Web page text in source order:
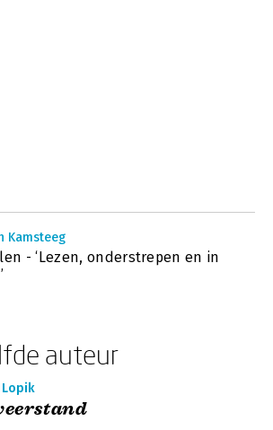
Kamsteeg
- ‘Lezen, onderstrepen en in
auteur
Lopik